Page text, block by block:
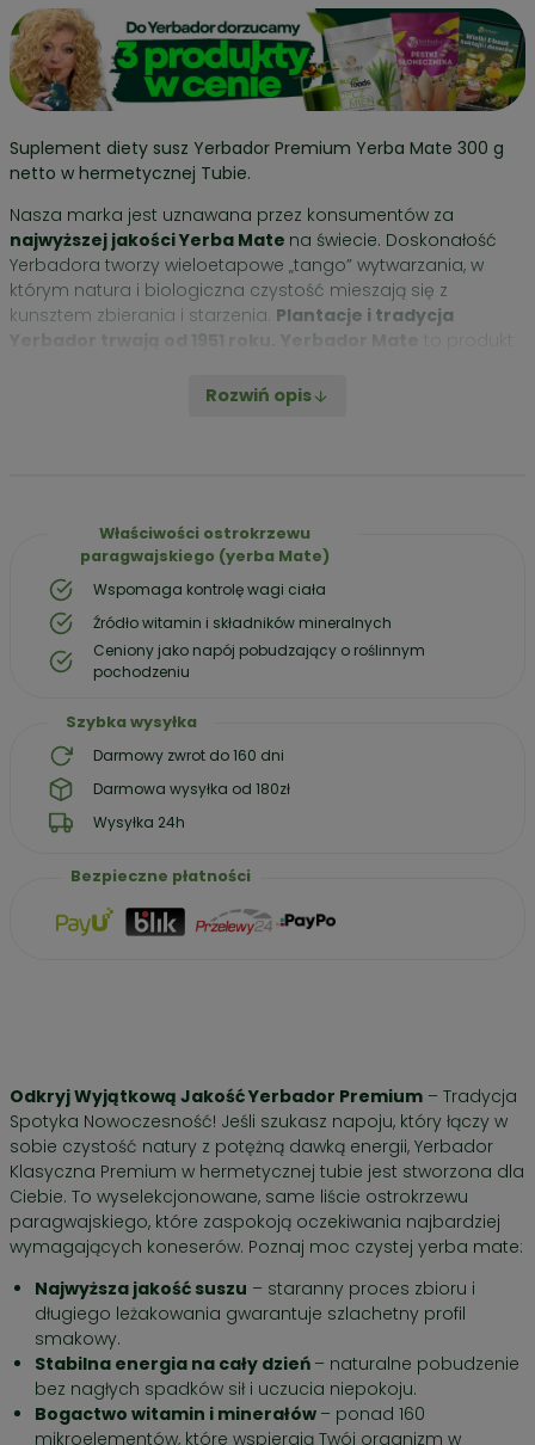
MATE
100%
SAME
LIŚCIE
z
nabierakiem
bukowym
Suplement diety susz Yerbador Premium Yerba Mate 300 g
netto w hermetycznej Tubie.
Nasza marka jest uznawana przez konsumentów za
najwyższej jakości Yerba Mate na świecie. Doskonałość
Yerbadora tworzy wieloetapowe „tango” wytwarzania, w
którym natura i biologiczna czystość mieszają się z
kunsztem zbierania i starzenia. Plantacje i tradycja
Yerbador trwają od 1951 roku.
Yerbador Mate
to produkt
Sul i spełniający najsurowsze normy czystości sanitarnej EPA
Cena / 100g – 53,33 zł
Rozwiń opis
Właściwości ostrokrzewu
paragwajskiego (yerba Mate)
Wspomaga kontrolę wagi ciała
Źródło witamin i składników mineralnych
Ceniony jako napój pobudzający o roślinnym
pochodzeniu
Szybka wysyłka
Darmowy zwrot do 160 dni
Darmowa wysyłka od 180zł
Wysyłka 24h
Bezpieczne płatności
Odkryj Wyjątkową Jakość Yerbador Premium – Tradycja
Spotyka Nowoczesność! Jeśli szukasz napoju, który łączy w
sobie czystość natury z potężną dawką energii, Yerbador
Klasyczna Premium w hermetycznej tubie jest stworzona dla
Ciebie. To wyselekcjonowane, same liście ostrokrzewu
paragwajskiego, które zaspokoją oczekiwania najbardziej
wymagających koneserów. Poznaj moc czystej yerba mate:
Najwyższa jakość suszu – staranny proces zbioru i
długiego leżakowania gwarantuje szlachetny profil
smakowy.
Stabilna energia na cały dzień – naturalne pobudzenie
bez nagłych spadków sił i uczucia niepokoju.
Bogactwo witamin i minerałów – ponad 160
mikroelementów, które wspierają Twój organizm w